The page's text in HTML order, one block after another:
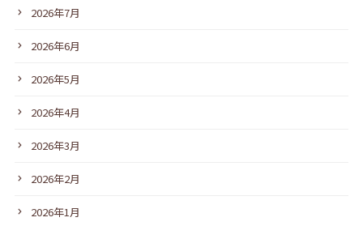
2026年7月
2026年6月
2026年5月
2026年4月
2026年3月
2026年2月
2026年1月